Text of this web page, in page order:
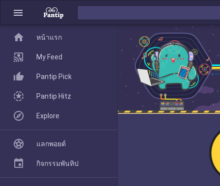
menu
home
Pantip Pick
home หน้าแรก
My Feed
Pantip Pick
Pantip Hitz
Explore
แลกพอยต์
กิจกรรมพันทิป